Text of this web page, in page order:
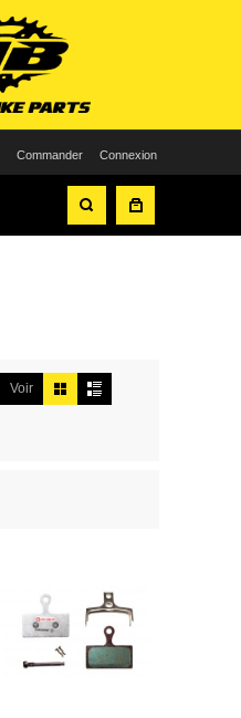
Commander Connexion
Voir